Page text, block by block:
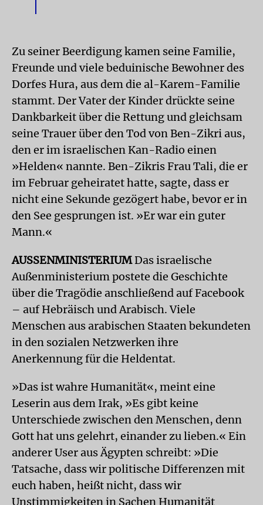
Zu seiner Beerdigung kamen seine Familie,
Freunde und viele beduinische Bewohner des
Dorfes Hura, aus dem die al-Karem-Familie
stammt. Der Vater der Kinder drückte seine
Dankbarkeit über die Rettung und gleichsam
seine Trauer über den Tod von Ben-Zikri aus,
den er im israelischen Kan-Radio einen
»Helden« nannte. Ben-Zikris Frau Tali, die er
im Februar geheiratet hatte, sagte, dass er
nicht eine Sekunde gezögert habe, bevor er in
den See gesprungen ist. »Er war ein guter
Mann.«
AUSSENMINISTERIUMDas israelische
Außenministerium postete die Geschichte
über die Tragödie anschließend auf Facebook
– auf Hebräisch und Arabisch. Viele
Menschen aus arabischen Staaten bekundeten
in den sozialen Netzwerken ihre
Anerkennung für die Heldentat.
»Das ist wahre Humanität«, meint eine
Leserin aus dem Irak, »Es gibt keine
Unterschiede zwischen den Menschen, denn
Gott hat uns gelehrt, einander zu lieben.« Ein
anderer User aus Ägypten schreibt: »Die
Tatsache, dass wir politische Differenzen mit
euch haben, heißt nicht, dass wir
Unstimmigkeiten in Sachen Humanität